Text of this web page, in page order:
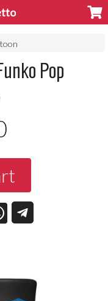
Pop